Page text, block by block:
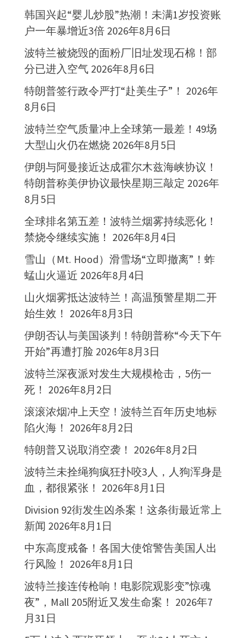
韩国兴起“婴儿炒股”热潮！未满1岁投资账
户一年暴增近3倍 2026年8月6日
波特兰被烧毁的面粉厂旧址发现石棉！部
分已进入空气 2026年8月6日
特朗普签行政令严打“赴美生子”！ 2026年
8月6日
波特兰空气质量冲上全球第一最差！49场
大型山火仍在燃烧 2026年8月5日
伊朗与阿曼接近达成霍尔木兹海峡协议！
特朗普称美伊协议最快星期三敲定 2026年
8月5日
全球排名第五差！波特兰烟雾持续恶化！
禁烧令继续实施！ 2026年8月4日
雪山（Mt. Hood）滑雪场“立即撤离”！蚱
蜢山火逼近 2026年8月4日
山火烟雾抵达波特兰！高温预警星期二开
始生效！ 2026年8月3日
伊朗否认与美国谈判！特朗普称“今天下午
开始”再遭打脸 2026年8月3日
波特兰深夜派对发生大规模枪击，5伤一
死！ 2026年8月2日
滚滚浓烟冲上天空！波特兰百年历史地标
陷火海！ 2026年8月2日
特朗普又说取消空袭！ 2026年8月2日
波特兰未拴绳狗疯狂扑咬3人，人狗浑身是
血，都很紧张！ 2026年8月1日
Division 92街发生凶杀案！这条街最近常上
新闻 2026年8月1日
中东高度戒备！各国大使馆警告美国人出
行风险！ 2026年8月1日
波特兰接连传枪响！电影院观影变”惊魂
夜”，Mall 205附近又发生命案！ 2026年7
月31日